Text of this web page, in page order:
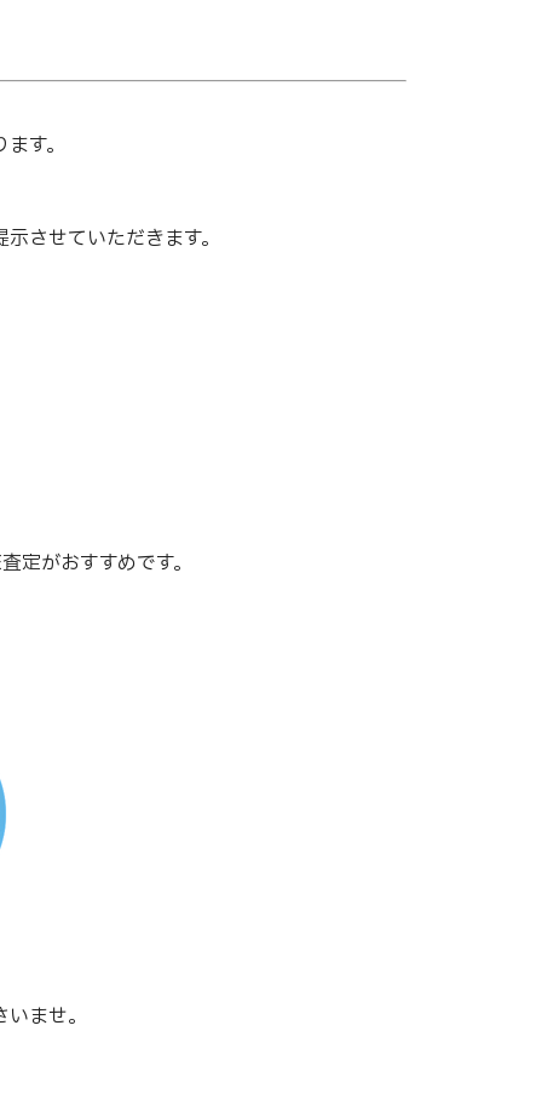
す。
させていただきます。
定がおすすめです。
ませ。